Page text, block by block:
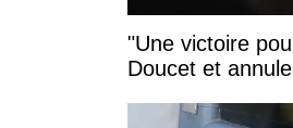
"Une victoire
Doucet et